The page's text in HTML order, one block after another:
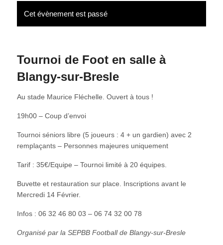
Cet évènement est passé
Tournoi de Foot en salle à
Blangy-sur-Bresle
Au stade Maurice Fléchelle. Ouvert à tous !
19h00 – Coup d’envoi
Tournoi séniors libre (5 joueurs : 4 + un gardien) avec 2
remplaçants – Personnes majeures uniquement
Tarif : 35€/Equipe – Tournoi limité à 20 équipes.
Buvette et restauration sur place. Inscriptions avant le
Mercredi 14 Février.
Infos : 06 32 46 80 03 – 06 74 32 00 78
Organisé par la SEPBB Football de Blangy-sur-Bresle